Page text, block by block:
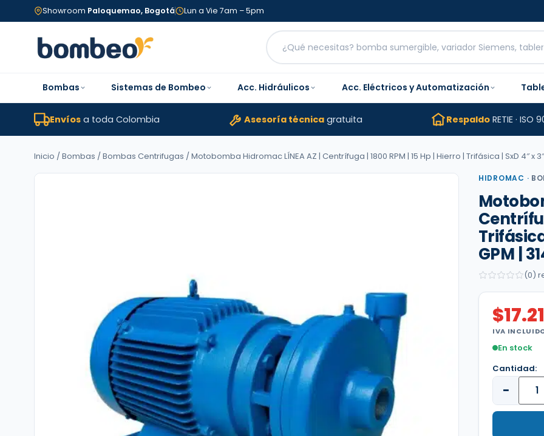
Showroom Paloquemao, Bogotá Lun a Vie 7am – 5pm
Bombas Sistemas de Bombeo Acc. Hidráulicos Acc. Eléctricos y Automatización
Envíos a toda Colombia Asesoría técnicagratuita Respaldo RETIE · ISO
Inicio /Bombas /Bombas Centrifugas / Motobomba Hidromac LÍNEA AZ | Centrífuga | 1800 RPM | 15 Hp | Hierro | Trifásica | SxD 4″ x
HIDROMAC ·
GPM |
(0)
$
IVA
En stock
Cantidad:
−